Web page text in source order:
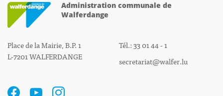
Administration communale de
Walferdange
Place de la Mairie, B.P. 1
L-7201 WALFERDANGE
Tél.: 33 01 44 - 1
secretariat@walfer.lu